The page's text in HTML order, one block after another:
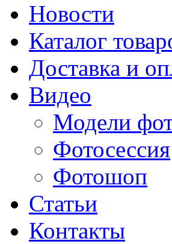
Новости
Каталог
Доставка и
Видео
Модели
Фотосессия
Фотошоп
Статьи
Контакты